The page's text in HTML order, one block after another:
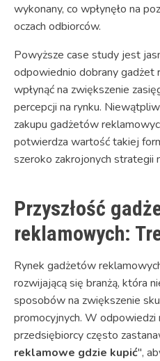
wykonany, co wpłynęło na
oczach odbiorców.
Powyższe case study jest
odpowiednio dobrany gadżet
wpłynąć na zwiększenie
percepcji na rynku.
zakupu gadżetów
potwierdza wartość takiej
szeroko zakrojonych strategii
Przyszłość
reklamowych:
Rynek gadżetów
rozwijającą się branżą, która
sposobów na zwiększenie
promocyjnych. W odpowiedzi
przedsiębiorcy często
reklamowe gdzie kupić",